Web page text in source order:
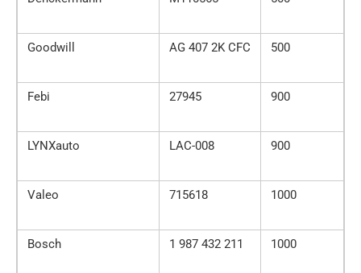
Goodwill AG 407 2K CFC 500
Febi 27945 900
LYNXauto LAC-008 900
Valeo 715618 1000
Bosch 1 987 432 211 1000